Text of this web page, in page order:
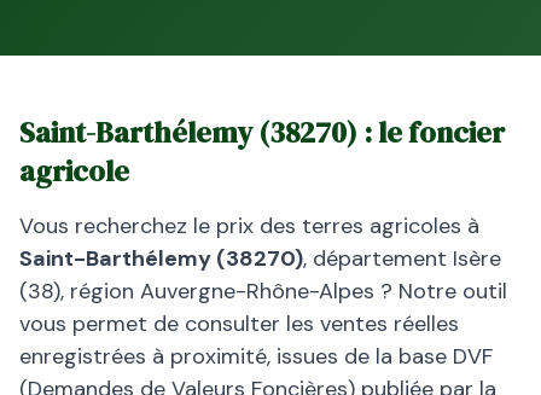
Saint-Barthélemy(38270) : le foncier
agricole
Vous recherchez le prix des terres agricoles à
Saint-Barthélemy (38270), département Isère
(38), région Auvergne-Rhône-Alpes ? Notre outil
vous permet de consulter les ventes réelles
enregistrées à proximité, issues de la base DVF
(Demandes de Valeurs Foncières) publiée par la